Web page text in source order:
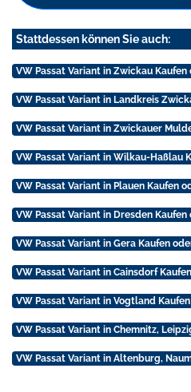
Stattdessen können Sie auch:
VW Passat Variant in Zwickau Kaufen
VW Passat Variant in Landkreis
VW Passat Variant in Zwickauer
VW Passat Variant in Wilkau-Haßlau
VW Passat Variant in Plauen Kaufen
VW Passat Variant in Dresden Kaufen
VW Passat Variant in Gera Kaufen
VW Passat Variant in Cainsdorf
VW Passat Variant in Vogtland
VW Passat Variant in Chemnitz,
VW Passat Variant in Altenburg,